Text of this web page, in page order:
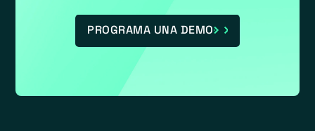
PROGRAMA UNA DEMO